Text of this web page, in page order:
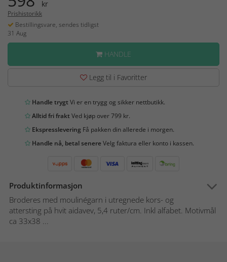
kr
Prishistorikk
Bestillingsvare, sendes tidligst
31 Aug
HANDLE
Legg til i Favoritter
Handle trygtVi er en trygg og sikker nettbutikk.
Alltid fri fraktVed kjøp over 799 kr.
Ekspresslevering Få pakken din allerede i morgen.
Handle nå, betal senereVelg faktura eller konto i kassen.
Produktinformasjon
Broderes med moulinégarn i utregnede kors- og
attersting på hvit aidavev, 5,4 ruter/cm. Inkl alfabet. Motivmål
ca 33x38 ...